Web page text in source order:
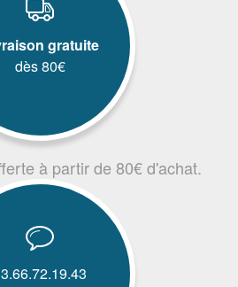
gratuite
dès 80€
à partir de 80€ d'achat.